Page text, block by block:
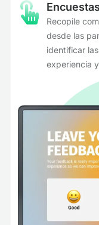
Recopile
desde las
identificar
experiencia